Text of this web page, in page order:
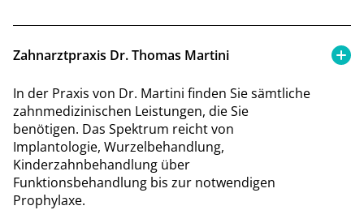
Zahnarztpraxis Dr. Thomas Martini
In der Praxis von Dr. Martini finden Sie sämtliche
zahnmedizinischen Leistungen, die Sie
benötigen. Das Spektrum reicht von
Implantologie, Wurzelbehandlung,
Kinderzahnbehandlung über
Funktionsbehandlung bis zur notwendigen
Prophylaxe.